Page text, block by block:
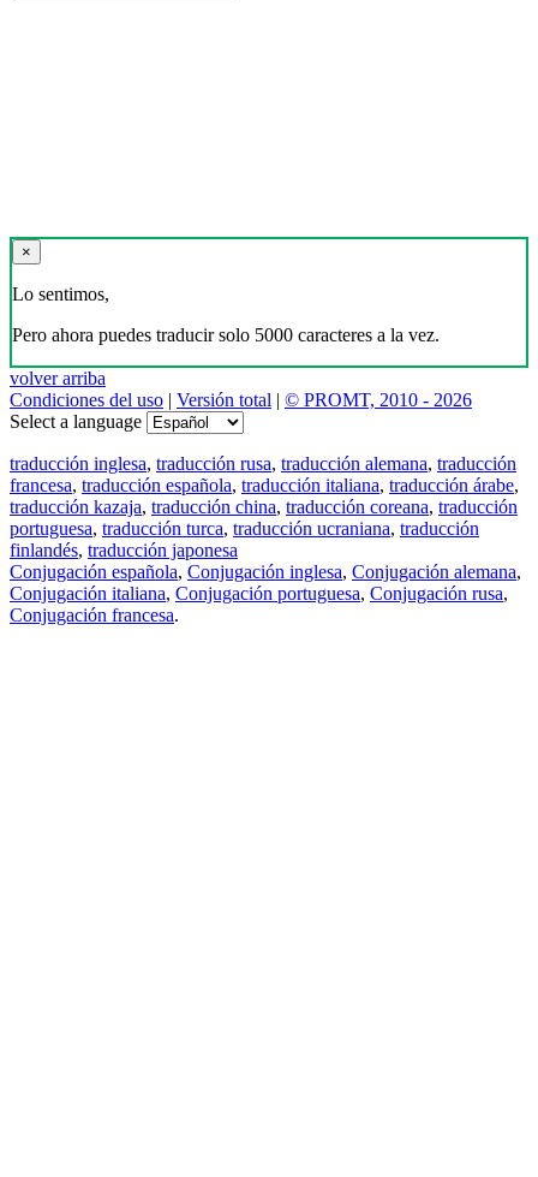
×
Lo sentimos,
Pero ahora puedes traducir solo 5000 caracteres a la vez.
volver arriba
Condiciones del uso | Versión total | © PROMT, 2010 - 2026
Select a language
traducción inglesa, traducción rusa, traducción alemana, traducción
francesa, traducción española, traducción italiana, traducción árabe,
traducción kazaja, traducción china, traducción coreana, traducción
portuguesa, traducción turca, traducción ucraniana, traducción
finlandés, traducción japonesa
Conjugación española, Conjugación inglesa, Conjugación alemana,
Conjugación italiana, Conjugación portuguesa, Conjugación rusa,
Conjugación francesa.